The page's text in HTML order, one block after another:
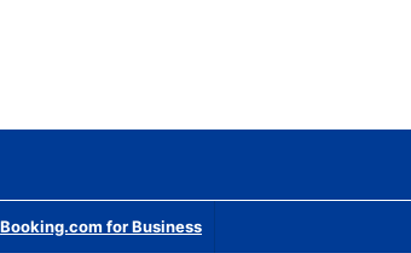
Booking.com for Business